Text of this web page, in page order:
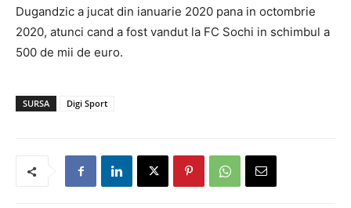
Dugandzic a jucat din ianuarie 2020 pana in octombrie
2020, atunci cand a fost vandut la FC Sochi in schimbul a
500 de mii de euro.
SURSA Digi Sport